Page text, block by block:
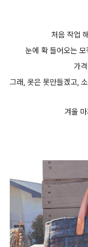
처음 작업
눈에 확 들어오는
가
그래, 옷은 못만들겠고,
겨울